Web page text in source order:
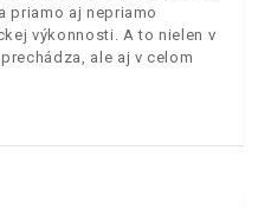
priamo aj nepriamo
výkonnosti. A to nielen v
ale aj v celom